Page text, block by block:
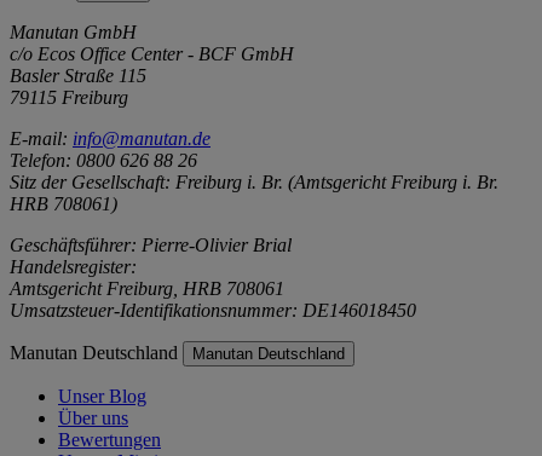
Manutan GmbH
c/o Ecos Office Center - BCF GmbH
Basler Straße 115
79115 Freiburg
E-mail: info@manutan.de
Telefon: 0800 626 88 26
Sitz der Gesellschaft: Freiburg i. Br. (Amtsgericht Freiburg i. Br.
HRB 708061)
Geschäftsführer: Pierre-Olivier Brial
Handelsregister:
Amtsgericht Freiburg, HRB 708061
Umsatzsteuer-Identifikationsnummer: DE146018450
Manutan Deutschland Manutan Deutschland
Unser Blog
Über uns
Bewertungen